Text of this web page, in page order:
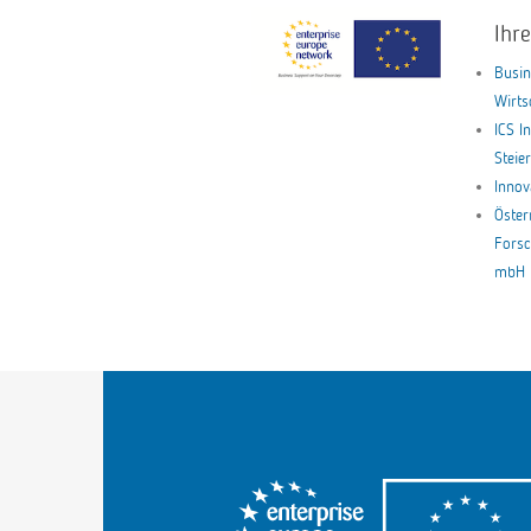
ICS
mbH